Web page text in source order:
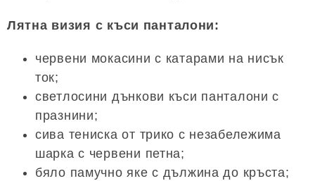
Лятна визия с къси панталони:
червени мокасини с катарами на нисък
ток;
светлосини дънкови къси панталони с
празнини;
сива тениска от трико с незабележима
шарка с червени петна;
бяло памучно яке с дължина до кръста;